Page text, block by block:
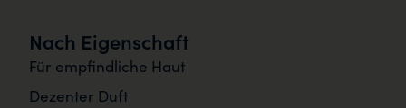
Nach Eigenschaft
Für empfindliche Haut
Dezenter Duft